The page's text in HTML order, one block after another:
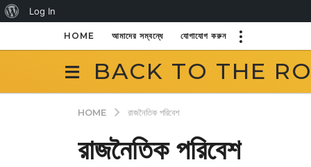
About
WordPress
Log In
HOME আমাদের সম্বন্ধে যোগাযোগ করুন
BACK TO THE
HOME রাজনৈতিক পরিবেশ
রাজনৈতিক পরিবেশ